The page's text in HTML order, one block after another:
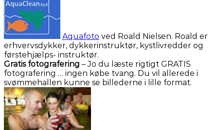
Aquafoto ved Roald Nielsen. Roald er
erhvervsdykker, dykkerinstruktør, kystlivredder og
førstehjælps- instruktør.
Gratis fotografering – Jo du læste rigtigt GRATIS
fotografering … ingen købe tvang. Du vil allerede i
svømmehallen kunne se billederne i lille format.